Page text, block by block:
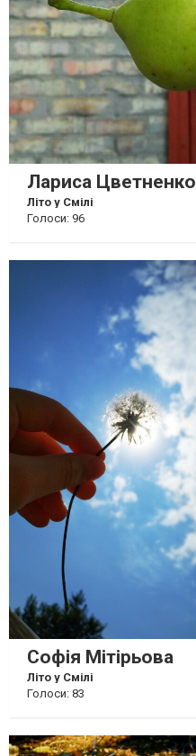
Лариса Цветненко
Літо у Смілі
Голоси: 96
Софія Мітірьова
Літо у Смілі
Голоси: 83